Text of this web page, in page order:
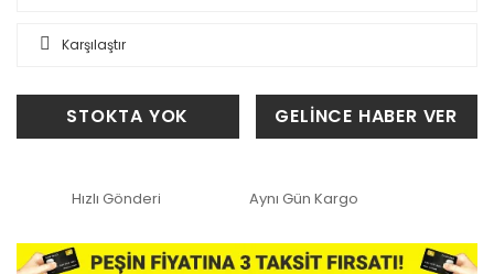
Karşılaştır
STOKTA YOK GELİNCE HABER VER
Hızlı Gönderi Aynı Gün Kargo